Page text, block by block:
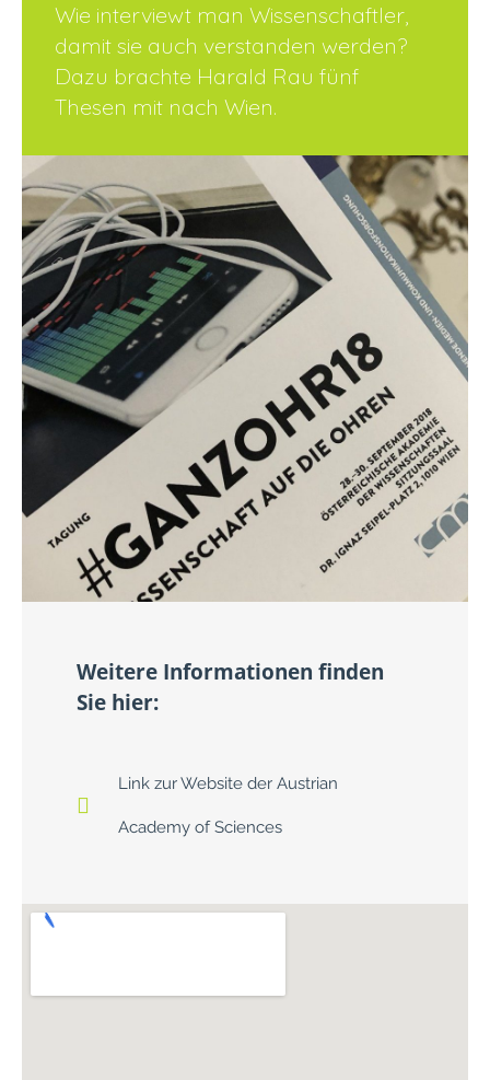
Wie interviewt man Wissenschaftler,
damit sie auch verstanden werden?
Dazu brachte Harald Rau fünf
Thesen mit nach Wien.
Weitere Informationen finden
Sie hier:
Link zur Website der Austrian
Academy of Sciences